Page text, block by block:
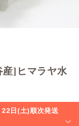
産]ヒマラヤ水
日(土)順次発送